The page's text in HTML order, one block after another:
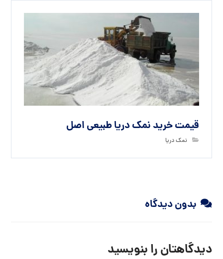
قیمت خرید نمک دریا طبیعی اصل
نمک دریا
بدون دیدگاه
دیدگاهتان را بنویسید